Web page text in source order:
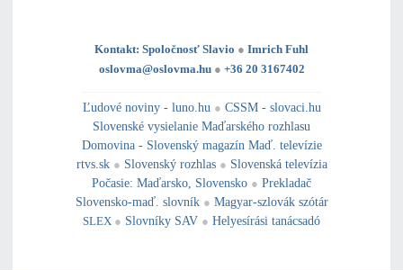
Kontakt: Spoločnosť Slavio ● Imrich Fuhl
oslovma@oslovma.hu ● +36 20 3167402
Ľudové noviny - luno.hu ● CSSM - slovaci.hu
Slovenské vysielanie Maďarského rozhlasu
Domovina - Slovenský magazín Maď. televízie
rtvs.sk ● Slovenský rozhlas ● Slovenská televízia
Počasie: Maďarsko, Slovensko ● Prekladač
Slovensko-maď. slovník ● Magyar-szlovák szótár
SLEX ● Slovníky SAV ● Helyesírási tanácsadó